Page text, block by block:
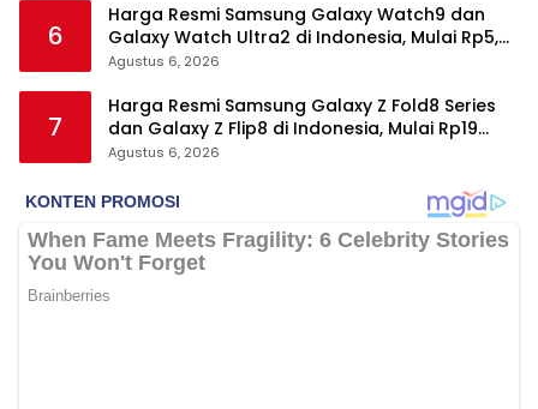
6
Harga Resmi Samsung Galaxy Watch9 dan
Galaxy Watch Ultra2 di Indonesia, Mulai Rp5,9
Jutaan
Agustus 6, 2026
7
Harga Resmi Samsung Galaxy Z Fold8 Series
dan Galaxy Z Flip8 di Indonesia, Mulai Rp19
Jutaan
Agustus 6, 2026